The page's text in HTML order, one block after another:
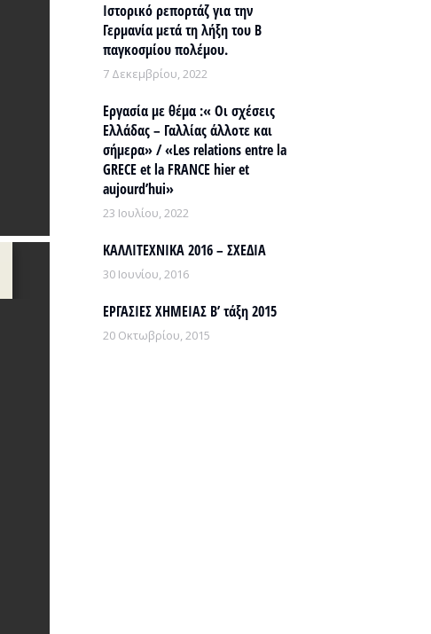
Ιστορικό ρεπορτάζ για την
Γερμανία μετά τη λήξη του Β
παγκοσμίου πολέμου.
7 Δεκεμβρίου, 2022
Εργασία με θέμα :« Οι σχέσεις
Ελλάδας – Γαλλίας άλλοτε και
σήμερα» / «Les relations entre la
GRECE et la FRANCE hier et
aujourd’hui»
23 Ιουλίου, 2022
ΚΑΛΛΙΤΕΧΝΙΚΑ 2016 – ΣΧΕΔΙΑ
30 Ιουνίου, 2016
ΕΡΓΑΣΙΕΣ ΧΗΜΕΙΑΣ Β’ τάξη 2015
20 Οκτωβρίου, 2015